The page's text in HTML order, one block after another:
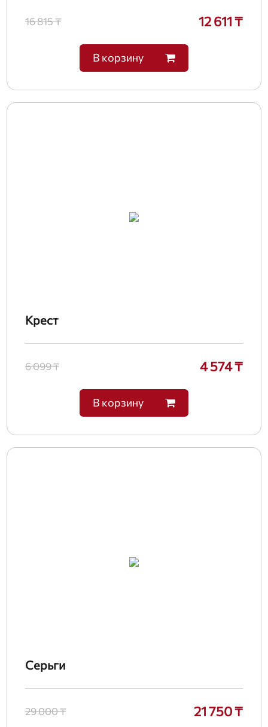
16 815 ₸ 12 611 ₸
В корзину
Крест
6 099 ₸ 4 574 ₸
В корзину
Серьги
29 000 ₸ 21 750 ₸